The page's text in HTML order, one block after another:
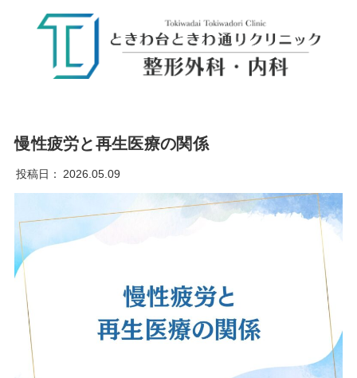
慢性疲労と再生医療の関係
投稿日： 2026.05.09